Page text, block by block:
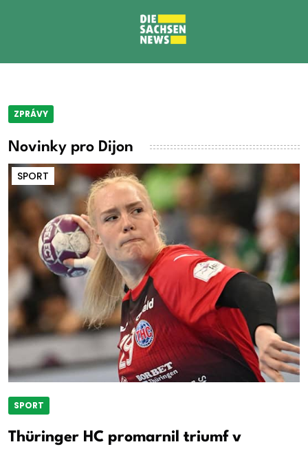
ZPRÁVY
Novinky pro Dijon
SPORT
SPORT
Thüringer HC promarnil triumf v